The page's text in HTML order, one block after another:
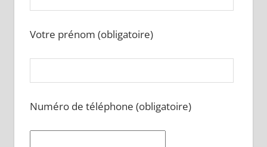
Votre prénom (obligatoire)
Numéro de téléphone (obligatoire)